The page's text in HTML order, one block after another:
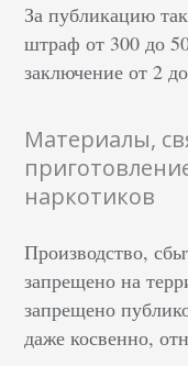
За публикацию
штраф от 300 до
заключение от 2
Материалы,
наркотиков
Производство,
запрещено на
запрещено
даже косвенно,